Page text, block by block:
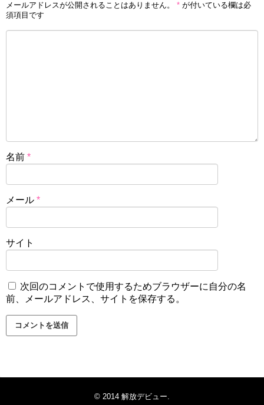
メールアドレスが公開されることはありません。 * が付いている欄は必
須項目です
名前 *
メール *
サイト
次回のコメントで使用するためブラウザーに自分の名
前、メールアドレス、サイトを保存する。
© 2014 解放デビュー.